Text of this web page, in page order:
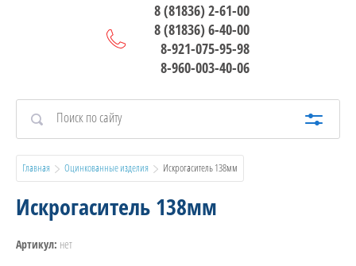
8 (81836) 2-61-00
8 (81836) 6-40-00
8-921-075-95-98
8-960-003-40-06
Главная Оцинкованные изделия
  Искрогаситель 138мм
Искрогаситель 138мм
Артикул: нет